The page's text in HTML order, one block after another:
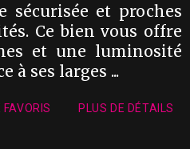
sécurisée et proches
Ce bien vous offre
et une luminosité
à ses larges ...
PLUS DE DÉTAILS